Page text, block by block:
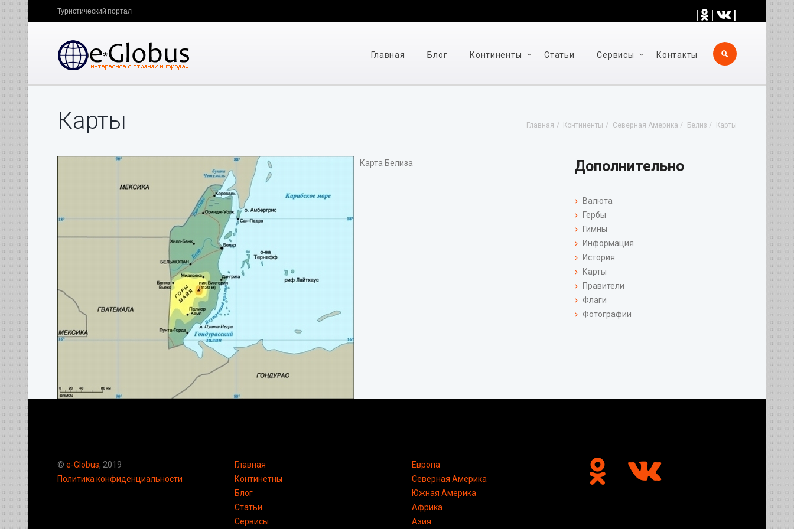
| | |
Туристический портал
Главная Блог Континенты Статьи Cервисы Контакты
Главная Континенты Северная Америка Белиз Карты
Карты
Карта Белиза Дополнительно
Валюта
Гербы
Гимны
Информация
История
Карты
Правители
Флаги
Фотографии
© e-Globus, 2019
Политика конфиденциальности
Главная
Континетны
Блог
Статьи
Сервисы
Европа
Северная Америка
Южная Америка
Африка
Азия